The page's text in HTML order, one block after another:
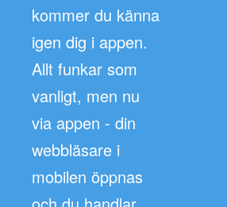
kommer du känna
igen dig i appen.
Allt funkar som
vanligt, men nu
via appen - din
webbläsare i
mobilen öppnas